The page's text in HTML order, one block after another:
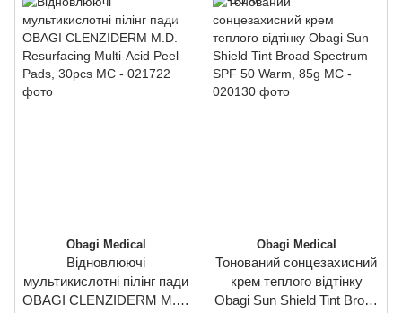
Obagi Medical
Відновлюючі
мультикислотні пілінг пади
OBAGI CLENZIDERM M.D.
Obagi Medical
Тонований сонцезахисний
крем теплого відтінку
Obagi Sun Shield Tint Broad